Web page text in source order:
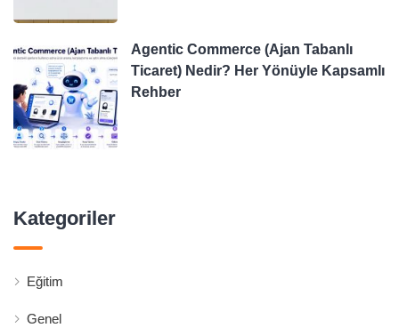
Agentic Commerce (Ajan Tabanlı
Ticaret) Nedir? Her Yönüyle Kapsamlı
Rehber
Kategoriler
Eğitim
Genel